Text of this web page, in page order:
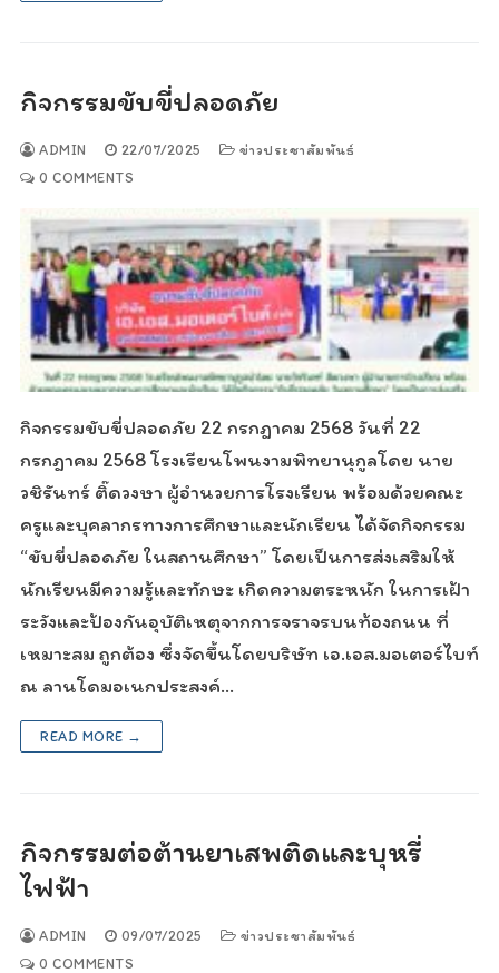
กิจกรรมขับขี่ปลอดภัย
ADMIN 22/07/2025
ข่าวประชาสัมพันธ์
0 COMMENTS
กิจกรรมขับขี่ปลอดภัย 22 กรกฎาคม 2568 วันที่ 22
กรกฎาคม 2568 โรงเรียนโพนงามพิทยานุกูลโดย นาย
วชิรันทร์ ติ๊ดวงษา ผู้อำนวยการโรงเรียน พร้อมด้วยคณะ
ครูและบุคลากรทางการศึกษาและนักเรียน ได้จัดกิจกรรม
“ขับขี่ปลอดภัย ในสถานศึกษา” โดยเป็นการส่งเสริมให้
นักเรียนมีความรู้และทักษะ เกิดความตระหนัก ในการเฝ้า
ระวังและป้องกันอุบัติเหตุจากการจราจรบนท้องถนน ที่
เหมาะสม ถูกต้อง ซึ่งจัดขึ้นโดยบริษัท เอ.เอส.มอเตอร์ไบท์
ณ ลานโดมอเนกประสงค์…
READ MORE →
กิจกรรมต่อต้านยาเสพติดและบุหรี่
ไฟฟ้า
ADMIN 09/07/2025
ข่าวประชาสัมพันธ์
0 COMMENTS